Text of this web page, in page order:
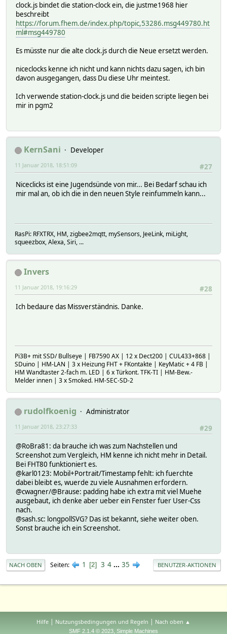
clock.js bindet die station-clock ein, die justme1968 hier
beschreibt
https://forum.fhem.de/index.php/topic,53286.msg449780.ht
ml#msg449780
Es müsste nur die alte clock.js durch die Neue ersetzt werden.
niceclocks kenne ich nicht und kann nichts dazu sagen, ich bin
davon ausgegangen, dass Du diese Uhr meintest.
Ich verwende station-clock.js und die beiden scripte liegen bei
mir in pgm2
KernSani
Developer
#27
11 Januar 2018, 18:51:09
Niceclicks ist eine Jugendsünde von mir... Bei Bedarf schau ich
mir mal an, ob ich die in den neuen Style reinfummeln kann...
RasPi: RFXTRX, HM, zigbee2mqtt, mySensors, JeeLink, miLight,
squeezbox, Alexa, Siri, ...
Invers
#28
11 Januar 2018, 19:16:29
Ich bedaure das Missverständnis. Danke.
Pi3B+ mit SSD/ Bullseye | FB7590 AX | 12 x Dect200 | CUL433+868 |
SDuino | HM-LAN | 3 x Heizung FHT + FKontakte | KeyMatic + 4 FB |
HM Wandtaster 2-fach m. LED | 6 x Türkont. TFK-TI | HM-Bew.-
Melder innen | 3 x Smoked. HM-SEC-SD-2
rudolfkoenig
Administrator
#29
11 Januar 2018, 23:27:33
@RoBra81: da brauche ich was zum Nachstellen und
Screenshot zum Vergleich, HM kenne ich nicht mehr in Detail.
Bei FHT80 funktioniert es.
@karl0123: Mobil+Portrait/Timestamp fehlt: ich fuerchte
dabei bleibt es, wuerde zu viele Ausnahmen erfordern.
@cwagner/@Brause: padding habe ich extra mit viel Muehe
ausgebaut, ich denke aber ueber ein Fenster fuer User-Css
nach.
@sash.sc: longpollSVG? Das ist bekannt, siehe weiter oben.
Sonst brauche ich ein Screenshot.
NACH OBEN Seiten 1 2 3 4 ... 35 BENUTZER-AKTIONEN
Hilfe Nutzungsbedingungen und Regeln Nach oben ▲
SMF 2.1.4 © 2023, Simple Machines